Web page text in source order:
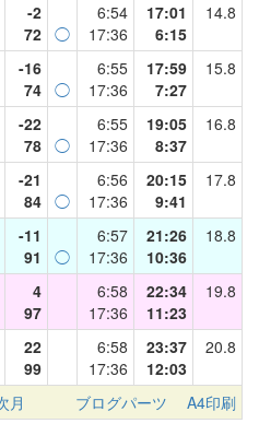
-2
72 ◯
6:54
17:36
17:01
6:15
14.8
-16
74 ◯
6:55
17:36
17:59
7:27
15.8
-22
78 ◯
6:55
17:36
19:05
8:37
16.8
-21
84 ◯
6:56
17:36
20:15
9:41
17.8
-11
91
◯
6:57
17:36
21:26
10:36
18.8
4
97
6:58
17:36
22:34
11:23
19.8
22
99
6:58
17:36
23:37
12:03
20.8
月 ブログパーツ A4印刷